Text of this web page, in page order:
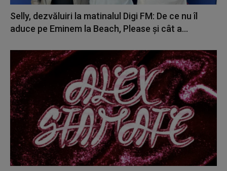
Selly, dezvăluiri la matinalul Digi FM: De ce nu îl
aduce pe Eminem la Beach, Please și cât a...